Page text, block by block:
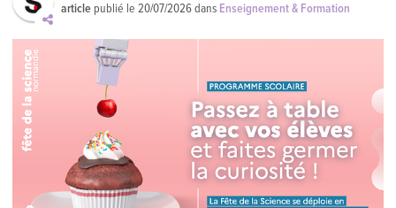
article publié le20/07/2026dans Enseignement & Formation